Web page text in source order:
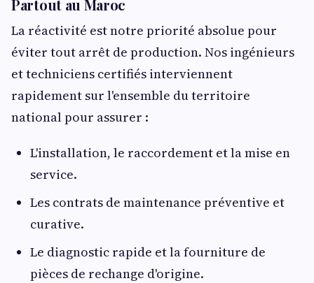
Partout au Maroc
La réactivité est notre priorité absolue pour
éviter tout arrêt de production. Nos ingénieurs
et techniciens certifiés interviennent
rapidement sur l'ensemble du territoire
national pour assurer :
L'installation, le raccordement et la mise en
service.
Les contrats de maintenance préventive et
curative.
Le diagnostic rapide et la fourniture de
pièces de rechange d'origine.